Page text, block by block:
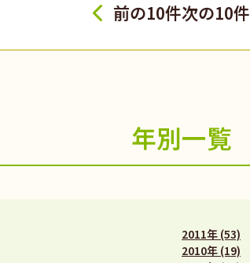
前の10件次の10件
年別一覧
2011年 (53)
2010年 (19)